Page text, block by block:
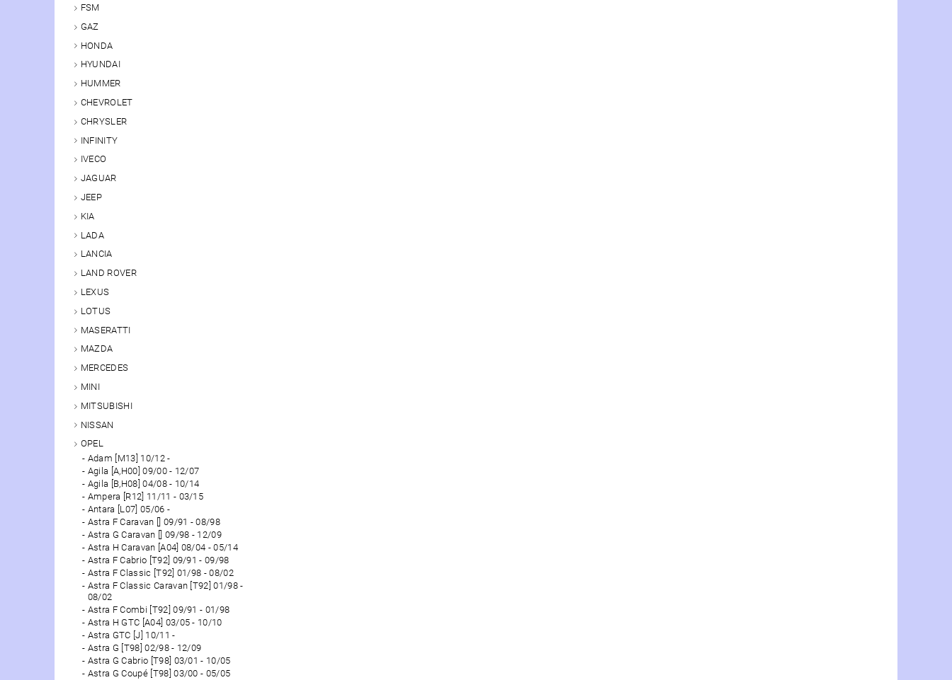
FSM
GAZ
HONDA
HYUNDAI
HUMMER
CHEVROLET
CHRYSLER
INFINITY
IVECO
JAGUAR
JEEP
KIA
LADA
LANCIA
LAND ROVER
LEXUS
LOTUS
MASERATTI
MAZDA
MERCEDES
MINI
MITSUBISHI
NISSAN
OPEL
Adam [M13] 10/12 -
Agila [A,H00] 09/00 - 12/07
Agila [B,H08] 04/08 - 10/14
Ampera [R12] 11/11 - 03/15
Antara [L07] 05/06 -
Astra F Caravan [] 09/91 - 08/98
Astra G Caravan [] 09/98 - 12/09
Astra H Caravan [A04] 08/04 - 05/14
Astra F Cabrio [T92] 09/91 - 09/98
Astra F Classic [T92] 01/98 - 08/02
Astra F Classic Caravan [T92] 01/98 -
08/02
Astra F Combi [T92] 09/91 - 01/98
Astra H GTC [A04] 03/05 - 10/10
Astra GTC [J] 10/11 -
Astra G [T98] 02/98 - 12/09
Astra G Cabrio [T98] 03/01 - 10/05
Astra G Coupé [T98] 03/00 - 05/05